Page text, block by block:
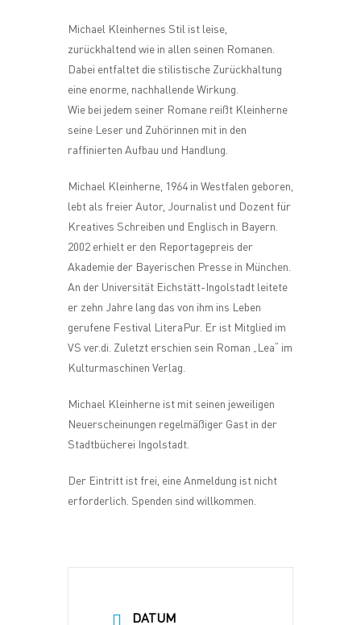
Michael Kleinhernes Stil ist leise,
zurückhaltend wie in allen seinen Romanen.
Dabei entfaltet die stilistische Zurückhaltung
eine enorme, nachhallende Wirkung.
Wie bei jedem seiner Romane reißt Kleinherne
seine Leser und Zuhörinnen mit in den
raffinierten Aufbau und Handlung.
Michael Kleinherne, 1964 in Westfalen geboren,
lebt als freier Autor, Journalist und Dozent für
Kreatives Schreiben und Englisch in Bayern.
2002 erhielt er den Reportagepreis der
Akademie der Bayerischen Presse in München.
An der Universität Eichstätt-Ingolstadt leitete
er zehn Jahre lang das von ihm ins Leben
gerufene Festival LiteraPur. Er ist Mitglied im
VS ver.di. Zuletzt erschien sein Roman „Lea“ im
Kulturmaschinen Verlag.
Michael Kleinherne ist mit seinen jeweiligen
Neuerscheinungen regelmäßiger Gast in der
Stadtbücherei Ingolstadt.
Der Eintritt ist frei, eine Anmeldung ist nicht
erforderlich. Spenden sind willkommen.
DATUM